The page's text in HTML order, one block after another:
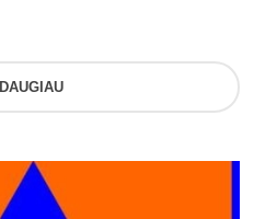
DAUGIAU